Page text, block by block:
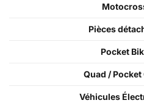
Pièces
Pocket
Quad / Pocket
Véhicules